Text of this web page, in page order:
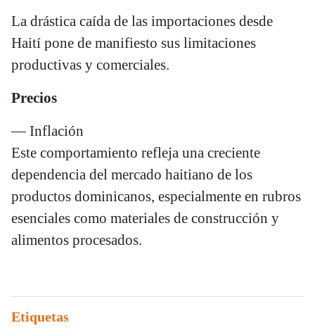
La drástica caída de las importaciones desde
Haití pone de manifiesto sus limitaciones
productivas y comerciales.
Precios
— Inflación
Este comportamiento refleja una creciente
dependencia del mercado haitiano de los
productos dominicanos, especialmente en rubros
esenciales como materiales de construcción y
alimentos procesados.
Etiquetas